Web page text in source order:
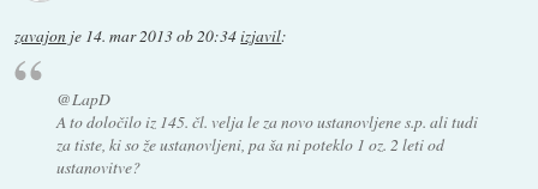
zavajon je 14. mar 2013 ob 20:34izjavil:
@LapD
A to določilo iz 145. čl. velja le za novo ustanovljene s.p. ali tudi
za tiste, ki so že ustanovljeni, pa ša ni poteklo 1 oz. 2 leti od
ustanovitve?